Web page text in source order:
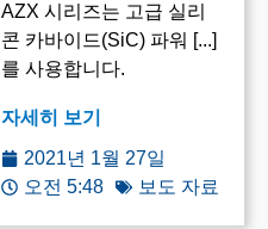
AZX 시리즈는 고급 실리
콘 카바이드(SiC) 파워 [...]
를 사용합니다.
자세히 보기
2021년 1월 27일
오전 5:48
보도 자료